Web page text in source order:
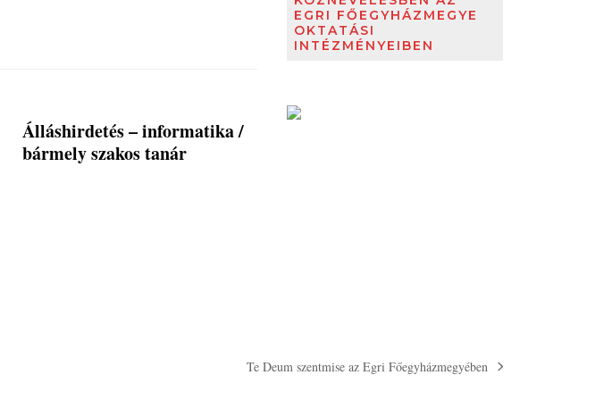
Álláshirdetés – informatika /
bármely szakos tanár
EGRI FŐEGYHÁZMEGYE
OKTATÁSI
INTÉZMÉNYEIBEN
next
Te Deum szentmise az Egri Főegyházmegyében